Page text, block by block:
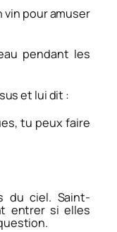
vin pour amuser
pendant les
et lui dit :
tu peux faire
du ciel. Saint-
entrer si elles